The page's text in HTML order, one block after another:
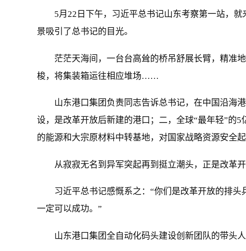
5月22日下午，习近平总书记山东考察第一站，
景吸引了总书记的目光。
茫茫天海间，一台台高耸的桥吊舒展长臂，精准
梭，将集装箱运往相应堆场……
山东港口集团负责同志告诉总书记，在中国沿海
设，是改革开放后新建的港口；二，全球“最年轻”的
的能源和大宗原材料中转基地，对国家战略资源安全起
从寂寂无名到异军突起再到挺立潮头，正是改革
习近平总书记感慨系之：“你们是改革开放的排
一定可以成功。”
山东港口集团全自动化码头建设创新团队的带头